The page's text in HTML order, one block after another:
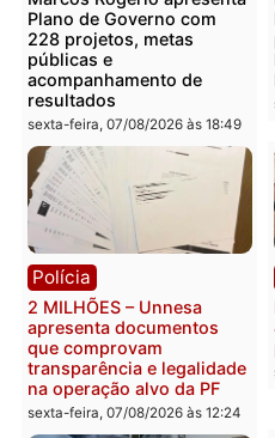
Você também vai
Política
Marcos Rogério apresenta
Plano de Governo com
228 projetos, metas
públicas e
acompanhamento de
resultados
sexta-feira, 07/08/2026 às 18:49